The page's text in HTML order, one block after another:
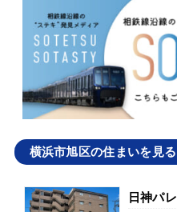
横浜市旭区の住まいを見る
日神パ